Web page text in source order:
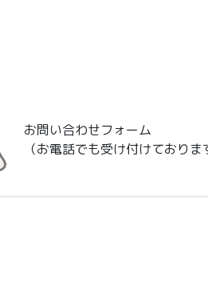
お問い合わせフォーム
（お電話でも受け付けておりま